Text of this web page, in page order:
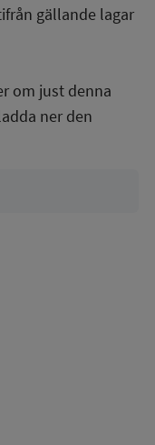
gällande lagar
om just denna
ner den